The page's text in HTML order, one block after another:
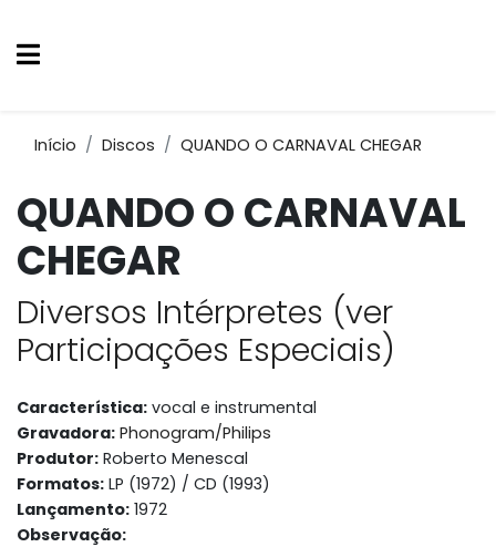
Início Discos QUANDO O CARNAVAL CHEGAR
QUANDO O CARNAVAL
CHEGAR
Diversos Intérpretes (ver
Participações Especiais)
Característica: vocal e instrumental
Gravadora: Phonogram/Philips
Produtor: Roberto Menescal
Formatos: LP (1972) / CD (1993)
Lançamento: 1972
Observação: